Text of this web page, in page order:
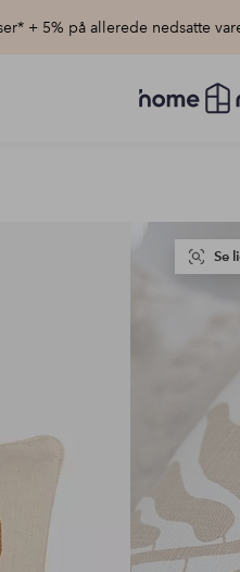
+ 5% på allerede nedsatte
Homeroom
–
pris
Se